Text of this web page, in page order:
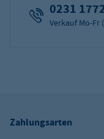
0231
Verkauf Mo-Fr
Zahlungsarten